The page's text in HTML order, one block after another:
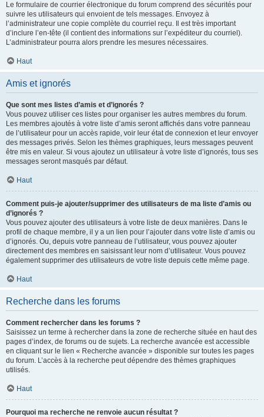
Le formulaire de courrier électronique du forum comprend des sécurités pour
suivre les utilisateurs qui envoient de tels messages. Envoyez à
l’administrateur une copie complète du courriel reçu. Il est très important
d’inclure l’en-tête (il contient des informations sur l’expéditeur du courriel).
L’administrateur pourra alors prendre les mesures nécessaires.
Haut
Amis et ignorés
Que sont mes listes d’amis et d’ignorés ?
Vous pouvez utiliser ces listes pour organiser les autres membres du forum.
Les membres ajoutés à votre liste d’amis seront affichés dans votre panneau
de l’utilisateur pour un accès rapide, voir leur état de connexion et leur envoyer
des messages privés. Selon les thèmes graphiques, leurs messages peuvent
être mis en valeur. Si vous ajoutez un utilisateur à votre liste d’ignorés, tous ses
messages seront masqués par défaut.
Haut
Comment puis-je ajouter/supprimer des utilisateurs de ma liste d’amis ou
d’ignorés ?
Vous pouvez ajouter des utilisateurs à votre liste de deux manières. Dans le
profil de chaque membre, il y a un lien pour l’ajouter dans votre liste d’amis ou
d’ignorés. Ou, depuis votre panneau de l’utilisateur, vous pouvez ajouter
directement des membres en saisissant leur nom d’utilisateur. Vous pouvez
également supprimer des utilisateurs de votre liste depuis cette même page.
Haut
Recherche dans les forums
Comment rechercher dans les forums ?
Saisissez un terme à rechercher dans la zone de recherche située en haut des
pages d’index, de forums ou de sujets. La recherche avancée est accessible
en cliquant sur le lien « Recherche avancée » disponible sur toutes les pages
du forum. L’accès à la recherche peut dépendre des thèmes graphiques
utilisés.
Haut
Pourquoi ma recherche ne renvoie aucun résultat ?